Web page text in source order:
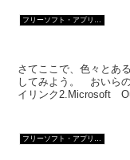
さてここで、色々とあ
してみよう。 おいら
イリンク2.Microsoft
フリーソフト・アプリ・Webサービス